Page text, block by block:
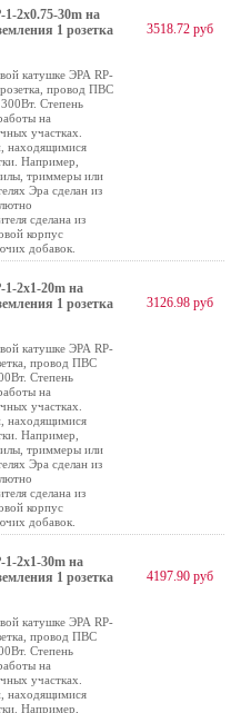
2x0.75-30m на
1 розетка
катушке ЭРА RP-
провод ПВС
Степень
на
участках.
находящимися
Например,
триммеры или
Эра сделан из
сделана из
корпус
добавок.
3518.72 руб
2x1-20m на
1 розетка
катушке ЭРА RP-
провод ПВС
Степень
на
участках.
находящимися
Например,
триммеры или
Эра сделан из
сделана из
корпус
добавок.
3126.98 руб
2x1-30m на
1 розетка
катушке ЭРА RP-
провод ПВС
Степень
на
участках.
находящимися
Например,
4197.90 руб